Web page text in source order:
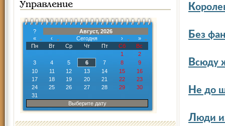
Управление
?
Август, 2026
«
‹ Сегодня ›
»
Пн
Вт Ср Чт Пт Сб
Вс
1
2
3
4 5 6 7 8
9
10
11 12 13 14 15
16
17
18 19 20 21 22
23
24
25 26 27 28 29
30
31
Выберите дату
К
Без
Всюду
Не до
Люди